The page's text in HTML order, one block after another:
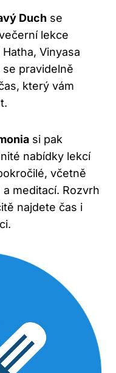
Duch se
lekce
Vinyasa
se pravidelně
který vám
si pak
nabídky lekcí
včetně
meditací. Rozvrh
najdete čas i